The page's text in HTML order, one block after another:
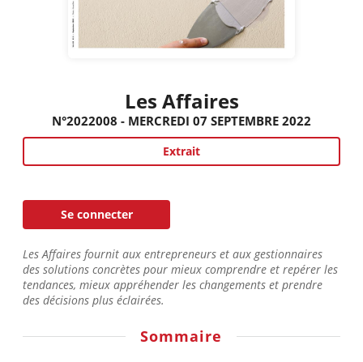
Les Affaires
N°2022008 - MERCREDI 07 SEPTEMBRE 2022
Extrait
Se connecter
Les Affaires fournit aux entrepreneurs et aux gestionnaires
des solutions concrètes pour mieux comprendre et repérer les
tendances, mieux appréhender les changements et prendre
des décisions plus éclairées.
Sommaire